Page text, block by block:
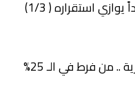
استقراره ( 1/3)
قانون الملكية العقارية .. من فرط في الـ 25%